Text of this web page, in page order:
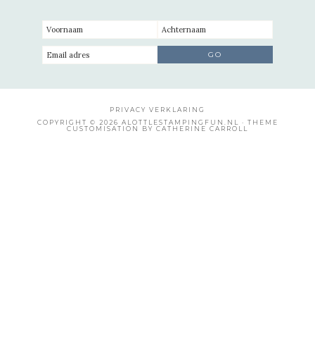
PRIVACY VERKLARING
COPYRIGHT © 2026 ALOTTLESTAMPINGFUN.NL · THEME
CUSTOMISATION BY CATHERINE CARROLL